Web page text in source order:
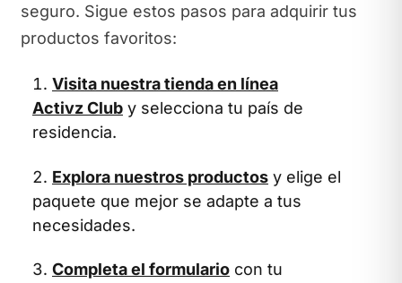
seguro. Sigue estos pasos para adquirir tus
productos favoritos:
Visita nuestra tienda en línea
Activz Club y selecciona tu país de
residencia.
Explora nuestros productos y elige el
paquete que mejor se adapte a tus
necesidades.
Completa el formulario con tu